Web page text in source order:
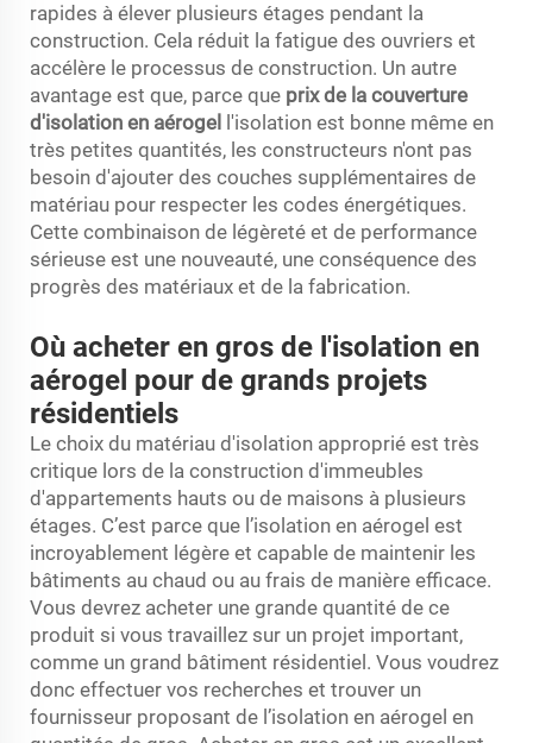
rapides à élever plusieurs étages pendant la
construction. Cela réduit la fatigue des ouvriers et
accélère le processus de construction. Un autre
avantage est que, parce que prix de la couverture
d'isolation en aérogel l'isolation est bonne même en
très petites quantités, les constructeurs n'ont pas
besoin d'ajouter des couches supplémentaires de
matériau pour respecter les codes énergétiques.
Cette combinaison de légèreté et de performance
sérieuse est une nouveauté, une conséquence des
progrès des matériaux et de la fabrication.
Où acheter en gros de l'isolation en
aérogel pour de grands projets
résidentiels
Le choix du matériau d'isolation approprié est très
critique lors de la construction d'immeubles
d'appartements hauts ou de maisons à plusieurs
étages. C’est parce que l’isolation en aérogel est
incroyablement légère et capable de maintenir les
bâtiments au chaud ou au frais de manière efficace.
Vous devrez acheter une grande quantité de ce
produit si vous travaillez sur un projet important,
comme un grand bâtiment résidentiel. Vous voudrez
donc effectuer vos recherches et trouver un
fournisseur proposant de l’isolation en aérogel en